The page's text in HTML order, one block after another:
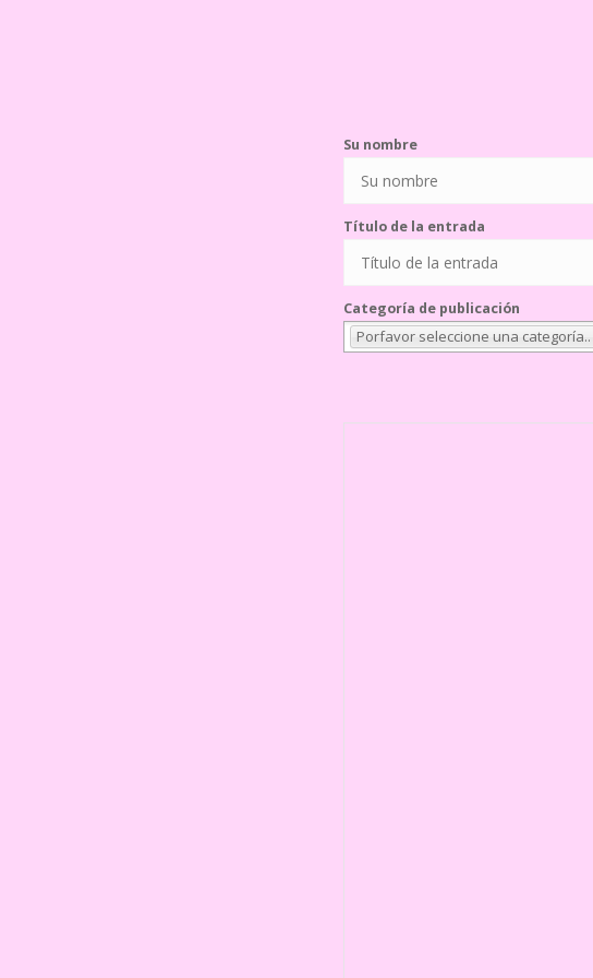
Su nombre
Título de la entrada
Categoría de publicación
Porfavor seleccione una categoría..